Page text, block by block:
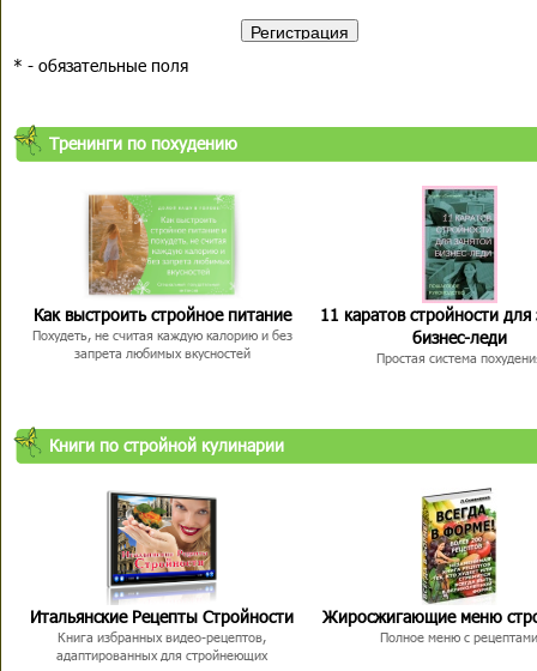
* - обязательные поля
Тренинги по похудению
Как выстроить стройное питание
Похудеть, не считая каждую калорию и без
запрета любимых вкусностей
11 каратов стройности для
бизнес-леди
Простая система
Книги по стройной кулинарии
Итальянские Рецепты Стройности
Книга избранных видео-рецептов,
адаптированных для стройнеющих
Жиросжигающие меню
Полное меню с рецептами